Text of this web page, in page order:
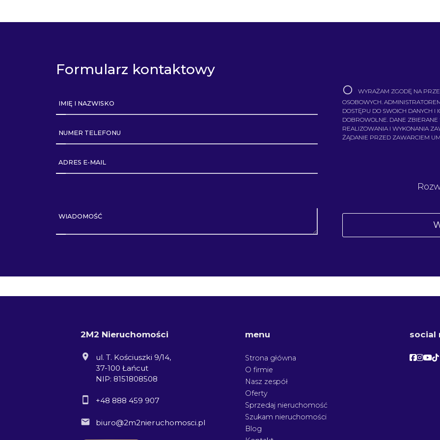
Formularz kontaktowy
IMIĘ I NAZWISKO
NUMER TELEFONU
ADRES E-MAIL
WIADOMOŚĆ
WYRAŻAM ZGODĘ NA
OSOBOWYCH.
DOSTĘPU DO SWOICH DANYCH I
DOBROWOLNE. DANE
REALIZOWANIA I WYKONANIA
ŻĄDANIE PRZED ZAWARCIEM
2M2 Nieruchomości
ul. T. Kościuszki 9/14,
37-100 Łańcut
NIP: 8151808508
+48 888 459 907
biuro@2m2nieruchomosci.pl
menu
Strona główna
O firmie
Nasz zespół
Oferty
Sprzedaj nieruchomość
Szukam nieruchomości
Blog
social